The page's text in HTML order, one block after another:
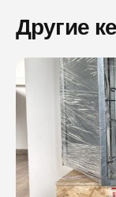
Другие